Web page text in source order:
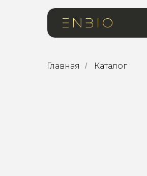
Главная / Каталог